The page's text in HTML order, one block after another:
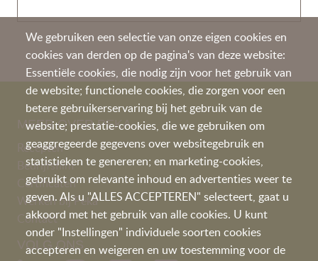
We gebruiken een selectie van onze eigen cookies en
cookies van derden op de pagina's van deze website:
Essentiële cookies, die nodig zijn voor het gebruik van
de website; functionele cookies, die zorgen voor een
betere gebruikerservaring bij het gebruik van de
website; prestatie-cookies, die we gebruiken om
geaggregeerde gegevens over websitegebruik en
statistieken te genereren; en marketing-cookies,
gebruikt om relevante inhoud en advertenties weer te
geven. Als u "ALLES ACCEPTEREN" selecteert, gaat u
akkoord met het gebruik van alle cookies. U kunt
onder "Instellingen" individuele soorten cookies
accepteren en weigeren en uw toestemming voor de
MEER OVER PEKA
Recepten
Bedrijfsfilm
Certificaten
Werken bij Peka
Contact
VOLG ONS